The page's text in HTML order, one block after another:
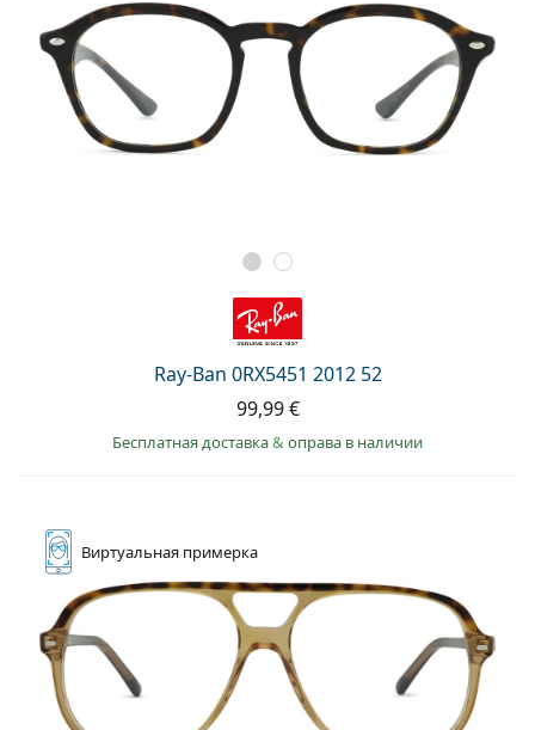
Ray-Ban 0RX5451 2012 52
99,99 €
Бесплатная доставка& оправа в наличии
Виртуальная примерка